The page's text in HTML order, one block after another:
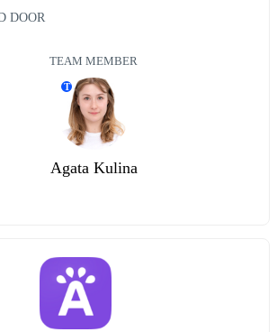
DOOR
TEAM MEMBER
T
Agata Kulina